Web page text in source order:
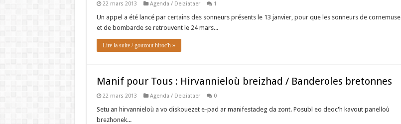
22 mars 2013 Agenda / Deiziataer 1
Un appel a été lancé par certains des sonneurs présents le 13 janvier, pour que les sonneurs de cornemuse
et de bombarde se retrouvent le 24 mars...
Lire la suite / gouzout hiroc'h »
Manif pour Tous : Hirvannieloù breizhad / Banderoles bretonnes
22 mars 2013 Agenda / Deiziataer 0
Setu an hirvannieloù a vo diskouezet e-pad ar manifestadeg da zont. Posubl eo deoc'h kavout panelloù
brezhonek...